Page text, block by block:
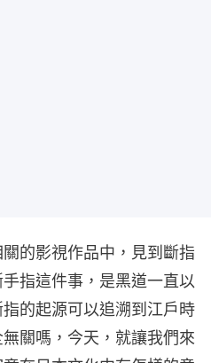
的影視作品中，見到斷指
指這件事，是黑道一直以
的起源可以追溯到江戶時
關嗎，今天，就讓我們來